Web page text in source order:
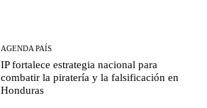
AGENDA PAÍS
IP fortalece estrategia nacional para
combatir la piratería y la falsificación en
Honduras